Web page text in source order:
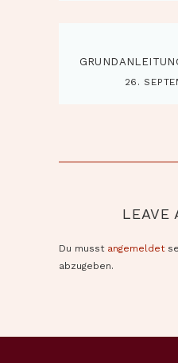
26.
LEAVE
Du musst angemeldet
abzugeben.